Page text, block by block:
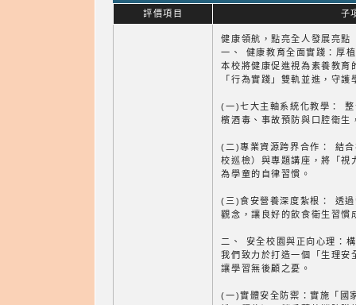
評價項目 子
健康領航，點亮全人發展亮點
一、 健康教育全面實踐：厚
本校將健康促進視為素養教育
「行為實踐」雙軌並進，守護
(一)七大主軸系統化教學：
檳酒毒、事故預防與口腔衛生
(二)專業資源跨界合作： 結
校巡檢）與專題講座，將「視
為學童的自律習慣。
(三)食安營養深度紮根： 透
觀念，讓良好的飲食衛生習慣
二、 安全校園與正向心理：
我們致力於打造一個「生理安
讓學習無後顧之憂。
(一)實體安全防禦：實施「國